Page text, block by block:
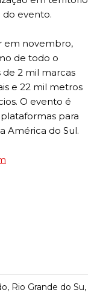
do evento.
em novembro,
de todo o
de 2 mil marcas
e 22 mil metros
O evento é
para
América do Sul.
, Rio Grande do Su,